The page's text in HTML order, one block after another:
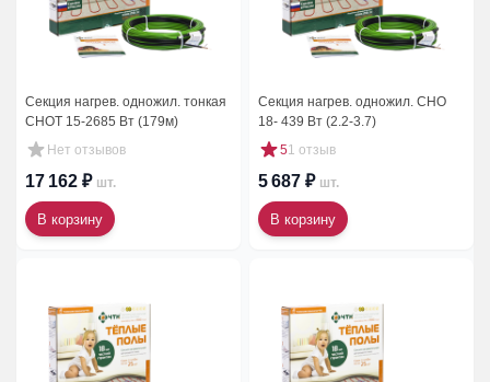
Секция нагрев. одножил. тонкая
СНОТ 15-2685 Вт (179м)
Нет отзывов
17 162 ₽ шт.
В корзину
Секция нагрев. одножил. СНО
18- 439 Вт (2.2-3.7)
51 отзыв
5 687 ₽ шт.
В корзину